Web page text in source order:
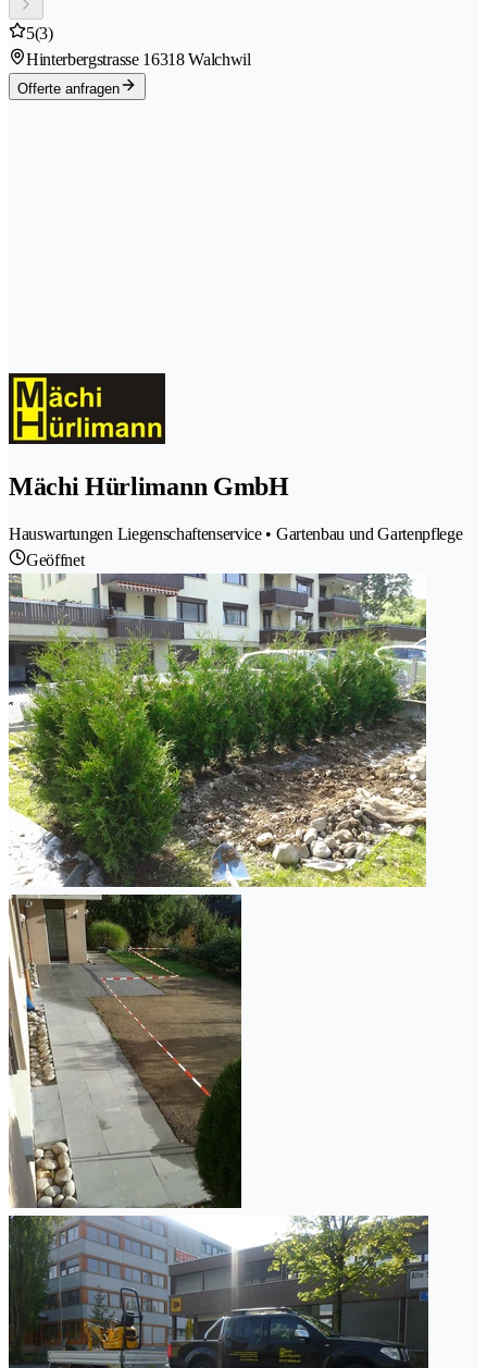
5(3)
Hinterbergstrasse 16318 Walchwil
Offerte anfragen
Mächi Hürlimann GmbH
Hauswartungen Liegenschaftenservice • Gartenbau und Gartenpflege
Geöffnet